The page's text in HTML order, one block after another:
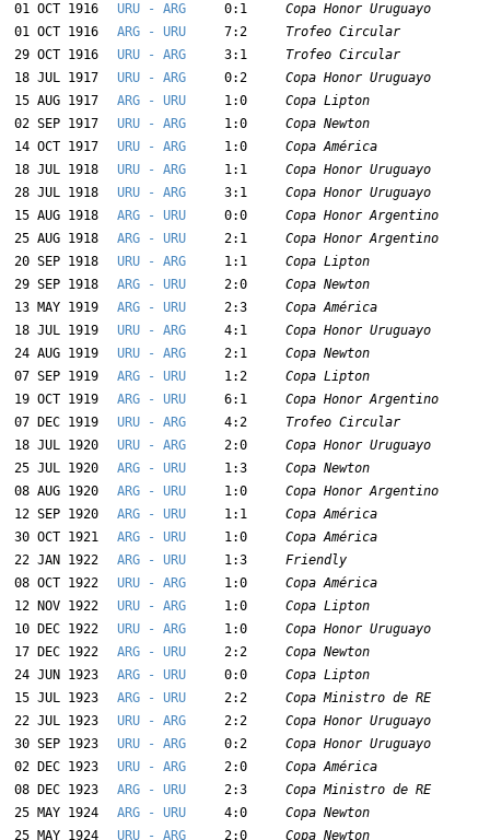
01 OCT 1916
URU - ARG 0:1
Copa Honor Uruguayo
01 OCT 1916
ARG - URU 7:2
Trofeo Circular
29 OCT 1916
URU - ARG 3:1
Trofeo Circular
18 JUL 1917
URU - ARG 0:2
Copa Honor Uruguayo
15 AUG 1917
ARG - URU 1:0
Copa Lipton
02 SEP 1917
URU - ARG 1:0
Copa Newton
14 OCT 1917
URU - ARG 1:0
Copa América
18 JUL 1918
URU - ARG 1:1
Copa Honor Uruguayo
28 JUL 1918
URU - ARG 3:1
Copa Honor Uruguayo
15 AUG 1918
ARG - URU 0:0
Copa Honor Argentino
25 AUG 1918
ARG - URU 2:1
Copa Honor Argentino
20 SEP 1918
URU - ARG 1:1
Copa Lipton
29 SEP 1918
ARG - URU 2:0
Copa Newton
13 MAY 1919
ARG - URU 2:3
Copa América
18 JUL 1919
URU - ARG 4:1
Copa Honor Uruguayo
24 AUG 1919
URU - ARG 2:1
Copa Newton
07 SEP 1919
ARG - URU 1:2
Copa Lipton
19 OCT 1919
ARG - URU 6:1
Copa Honor Argentino
07 DEC 1919
URU - ARG 4:2
Trofeo Circular
18 JUL 1920
URU - ARG 2:0
Copa Honor Uruguayo
25 JUL 1920
ARG - URU 1:3
Copa Newton
08 AUG 1920
ARG - URU 1:0
Copa Honor Argentino
12 SEP 1920
ARG - URU 1:1
Copa América
30 OCT 1921
ARG - URU 1:0
Copa América
22 JAN 1922
ARG - URU 1:3
Friendly
08 OCT 1922
URU - ARG 1:0
Copa América
12 NOV 1922
URU - ARG 1:0
Copa Lipton
10 DEC 1922
URU - ARG 1:0
Copa Honor Uruguayo
17 DEC 1922
ARG - URU 2:2
Copa Newton
24 JUN 1923
ARG - URU 0:0
Copa Lipton
15 JUL 1923
ARG - URU 2:2
Copa Ministro de RE
22 JUL 1923
URU - ARG 2:2
Copa Honor Uruguayo
30 SEP 1923
URU - ARG 0:2
Copa Honor Uruguayo
02 DEC 1923
URU - ARG 2:0
Copa América
08 DEC 1923
ARG - URU 2:3
Copa Ministro de RE
25 MAY 1924
ARG - URU 4:0
Copa Newton
25 MAY 1924
URU - ARG 2:0 Copa Newton